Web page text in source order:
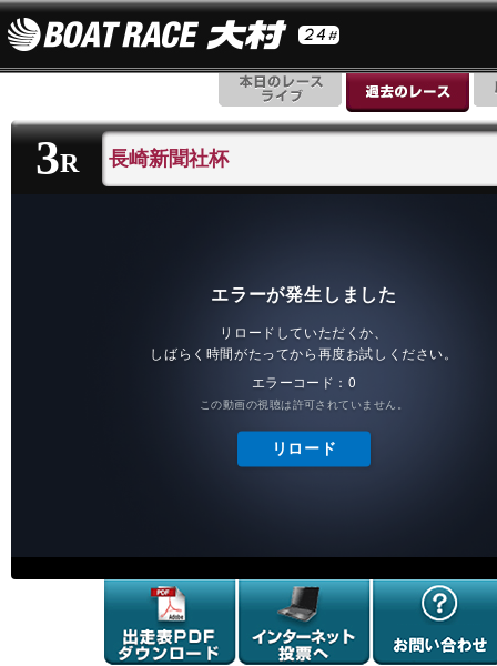
3 R 長崎新聞社杯